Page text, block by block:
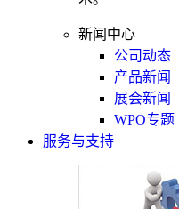
新闻中心
公司动态
产品新闻
展会新闻
WPO专题
服务与支持